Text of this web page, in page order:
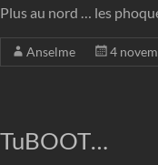
Plus au nord … les
Anselme 4
TuBOOT…